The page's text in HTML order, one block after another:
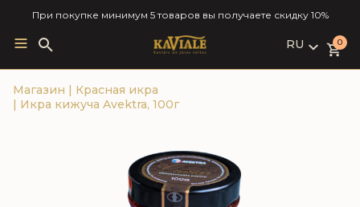
При покупке минимум 5 товаров вы получаете скидку 10%
Search
for:
RU
LV
0
Магазин | Красная икра
| Икра кижуча Avektra, 100г